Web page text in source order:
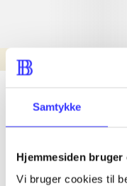
Samtykke
Hjemmesiden bruger
Vi bruger cookies til
Nyhed
lorem ipsum dolor sit
lorem ipsum dolor sit